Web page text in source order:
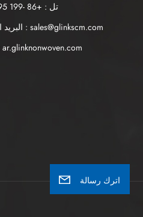
تل : +86 -199 5995 3955
البريد الإلكتروني : sales@glinkscm.com
اترك رسالة